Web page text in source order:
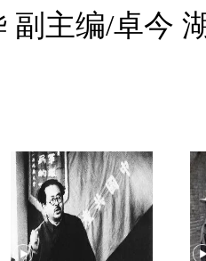
副主编/卓今